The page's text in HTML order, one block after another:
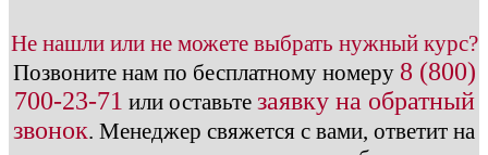
Не нашли или не можете выбрать нужный курс?
Позвоните нам по бесплатному номеру 8 (800)
700-23-71 или оставьте заявку на обратный
звонок. Менеджер свяжется с вами, ответит на